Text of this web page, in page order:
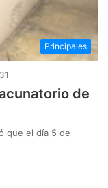
Principales
de
que el día 5 de